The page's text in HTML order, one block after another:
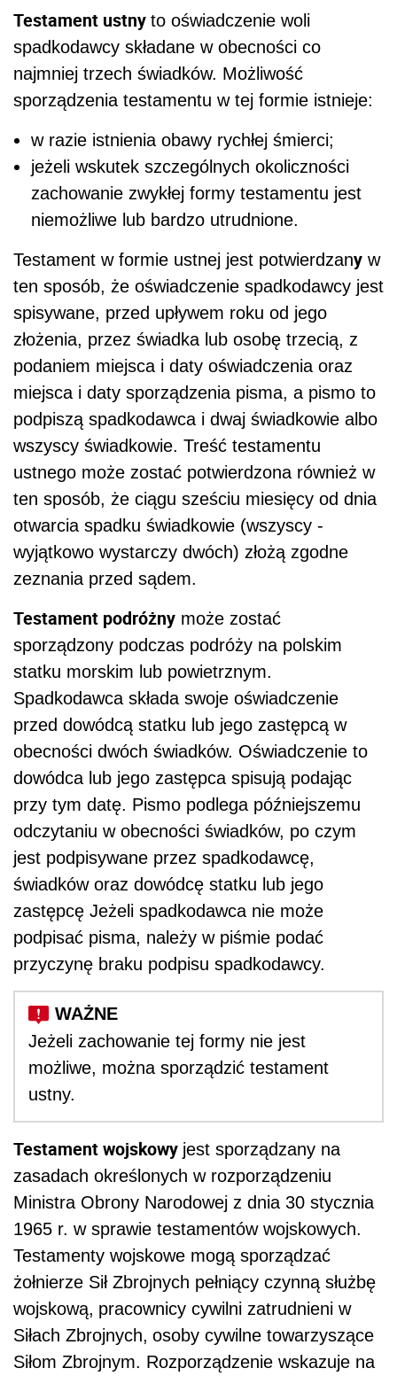
Testament ustny to oświadczenie woli
spadkodawcy składane w obecności co
najmniej trzech świadków. Możliwość
sporządzenia testamentu w tej formie istnieje:
w razie istnienia obawy rychłej śmierci;
jeżeli wskutek szczególnych okoliczności
zachowanie zwykłej formy testamentu jest
niemożliwe lub bardzo utrudnione.
Testament w formie ustnej jest potwierdzany w
ten sposób, że oświadczenie spadkodawcy jest
spisywane, przed upływem roku od jego
złożenia, przez świadka lub osobę trzecią, z
podaniem miejsca i daty oświadczenia oraz
miejsca i daty sporządzenia pisma, a pismo to
podpiszą spadkodawca i dwaj świadkowie albo
wszyscy świadkowie. Treść testamentu
ustnego może zostać potwierdzona również w
ten sposób, że ciągu sześciu miesięcy od dnia
otwarcia spadku świadkowie (wszyscy -
wyjątkowo wystarczy dwóch) złożą zgodne
zeznania przed sądem.
Testament podróżny może zostać
sporządzony podczas podróży na polskim
statku morskim lub powietrznym.
Spadkodawca składa swoje oświadczenie
przed dowódcą statku lub jego zastępcą w
obecności dwóch świadków. Oświadczenie to
dowódca lub jego zastępca spisują podając
przy tym datę. Pismo podlega późniejszemu
odczytaniu w obecności świadków, po czym
jest podpisywane przez spadkodawcę,
świadków oraz dowódcę statku lub jego
zastępcę Jeżeli spadkodawca nie może
podpisać pisma, należy w piśmie podać
przyczynę braku podpisu spadkodawcy.
Jeżeli zachowanie tej formy nie jest
możliwe, można sporządzić testament
ustny.
Testament wojskowy jest sporządzany na
zasadach określonych w rozporządzeniu
Ministra Obrony Narodowej z dnia 30 stycznia
1965 r. w sprawie testamentów wojskowych.
Testamenty wojskowe mogą sporządzać
żołnierze Sił Zbrojnych pełniący czynną służbę
wojskową, pracownicy cywilni zatrudnieni w
Siłach Zbrojnych, osoby cywilne towarzyszące
Siłom Zbrojnym. Rozporządzenie wskazuje na